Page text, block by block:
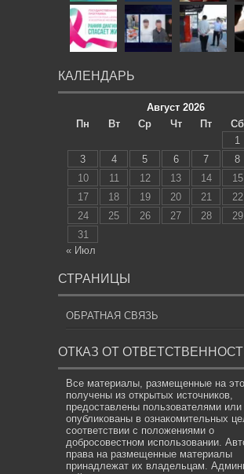
КАЛЕНДАРЬ
Август 2026
Пн
Вт Ср Чт Пт Сб
1
3
4 5 6 7 8
10
11 12 13 14 15
17
18 19 20 21 22
24
25 26 27 28 29
31
« Июл
СТРАНИЦЫ
ОБРАТНАЯ СВЯЗЬ
ОТКАЗ ОТ
Все материалы, размещенные на
получены из открытых источников,
предоставлены пользователями или
опубликованы в ознакомительных
соответствии с положениями о
добросовестном использовании.
права на размещенные материалы
принадлежат их владельцам.